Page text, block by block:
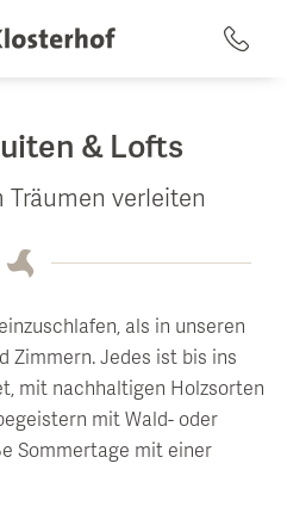
& Lofts
Träumen verleiten
als in unseren
Zimmern. Jedes ist bis ins
mit nachhaltigen Holzsorten
mit Wald- oder
Sommertage mit einer